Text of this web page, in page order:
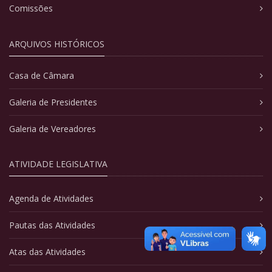
Comissões
ARQUIVOS HISTÓRICOS
Casa de Câmara
Galeria de Presidentes
Galeria de Vereadores
ATIVIDADE LEGISLATIVA
Agenda de Atividades
Pautas das Atividades
Atas das Atividades